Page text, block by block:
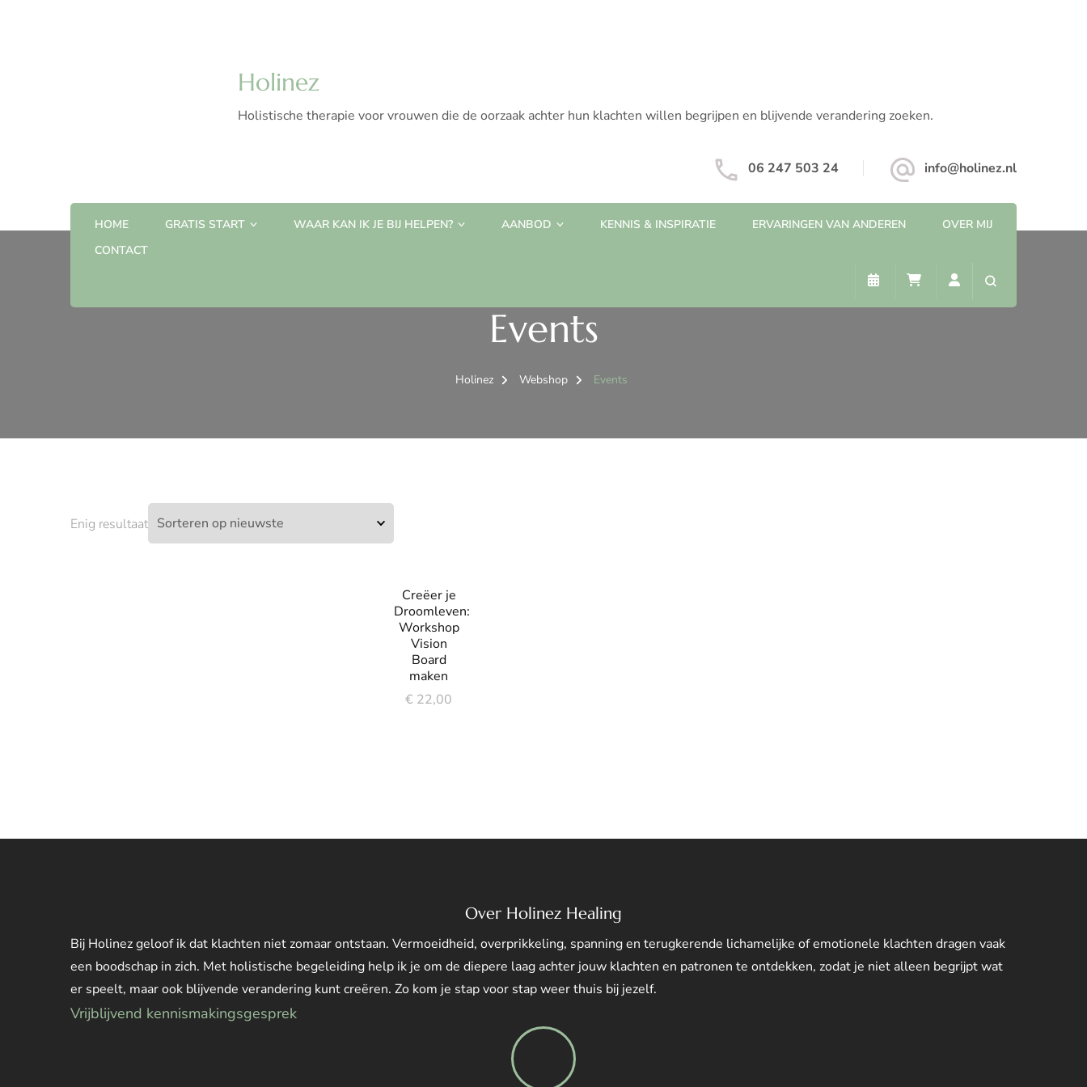
Holinez
Holistische therapie voor vrouwen die de oorzaak achter hun klachten willen begrijpen en blijvende verandering zoeken.
06 247 503 24 info@holinez.nl
HOME GRATIS START WAAR KAN IK JE BIJ HELPEN? AANBOD KENNIS & INSPIRATIE ERVARINGEN VAN ANDEREN
OVER MIJ
CONTACT
Events
Holinez Webshop Events
Enig resultaat
Creëer je
Droomleven:
Workshop
Vision
Board
maken
€ 22,00
Over Holinez Healing
Bij Holinez geloof ik dat klachten niet zomaar ontstaan. Vermoeidheid, overprikkeling, spanning en terugkerende lichamelijke of emotionele klachten dragen vaak
een boodschap in zich. Met holistische begeleiding help ik je om de diepere laag achter jouw klachten en patronen te ontdekken, zodat je niet alleen begrijpt wat
er speelt, maar ook blijvende verandering kunt creëren. Zo kom je stap voor stap weer thuis bij jezelf.
Vrijblijvend kennismakingsgesprek